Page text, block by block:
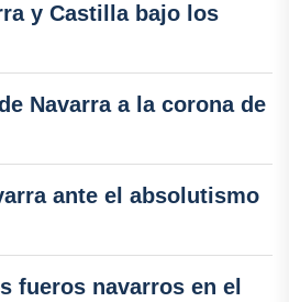
y Castilla bajo los
Navarra a la corona de
ante el absolutismo
fueros navarros en el